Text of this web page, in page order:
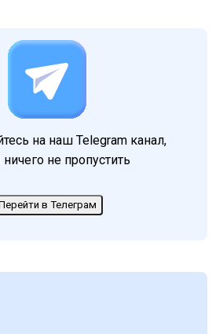
на наш Telegram канал,
не пропустить
в Телеграм